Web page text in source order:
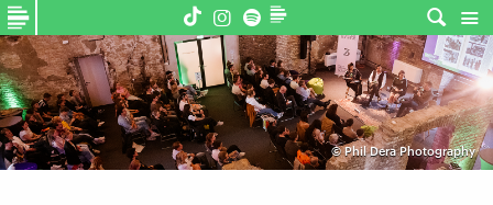
©Phil Dera Photography